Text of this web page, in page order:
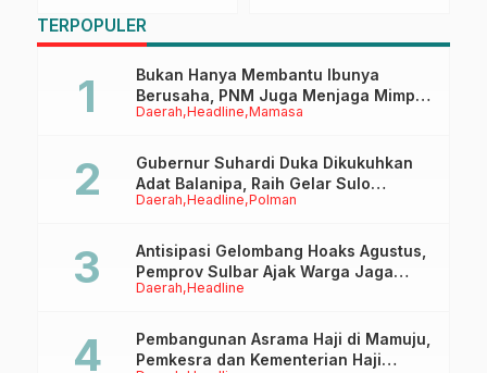
Terus Terjaga
TERPOPULER
Daerah Headline Mamasa
Bukan Hanya Membantu Ibunya
Berusaha, PNM Juga Menjaga Mimpi
Anaknya Untuk Menggapai Cita-Cita
Daerah Headline Polman
Gubernur Suhardi Duka Dikukuhkan
Adat Balanipa, Raih Gelar Sulo
Tappidena
Daerah Headline
Antisipasi Gelombang Hoaks Agustus,
Pemprov Sulbar Ajak Warga Jaga
Ruang Digital
Pembangunan Asrama Haji di Mamuju,
Pemkesra dan Kementerian Haji